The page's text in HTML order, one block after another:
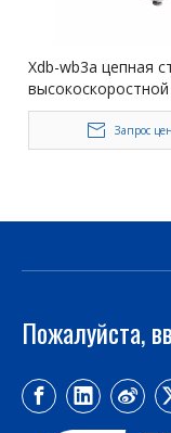
Xdb-wb3a цепная
высокоскоростной
матрасы
Запрос
Пожалуйста,